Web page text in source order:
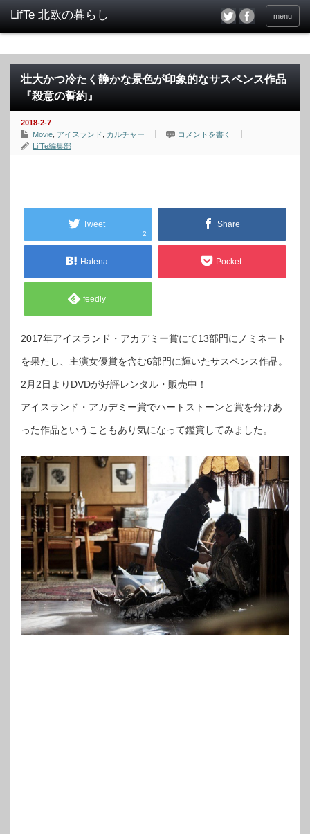
menu
壮大かつ冷たく静かな景色が印象的なサスペンス作品
『殺意の誓約』
2018-2-7
Movie アイスランド カルチャー
コメントを書く
LifTe編集部
Tweet
2
Share
Hatena Pocket
feedly
2017年アイスランド・アカデミー賞にて13部門にノミネート
を果たし、主演女優賞を含む6部門に輝いたサスペンス作品。
2月2日よりDVDが好評レンタル・販売中！
アイスランド・アカデミー賞でハートストーンと賞を分けあ
った作品ということもあり気になって鑑賞してみました。